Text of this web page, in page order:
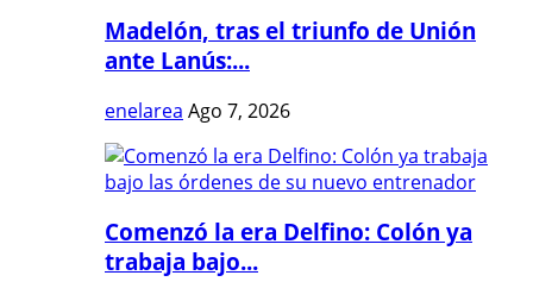
Madelón, tras el triunfo de Unión
ante Lanús:...
enelarea Ago 7, 2026
Comenzó la era Delfino: Colón ya
trabaja bajo...